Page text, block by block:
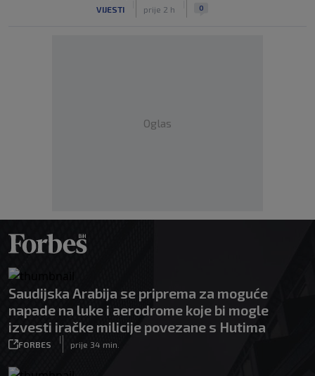
VIJESTI prije 2 h 0
Oglas
Saudijska Arabija se priprema za moguće
napade na luke i aerodrome koje bi mogle
izvesti iračke milicije povezane s Hutima
FORBES
|
prije 34 min.